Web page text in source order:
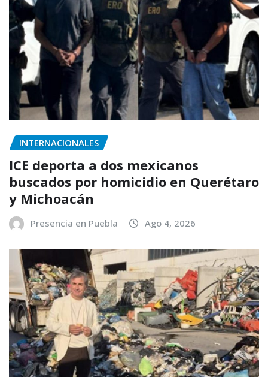
INTERNACIONALES
ICE deporta a dos mexicanos
buscados por homicidio en Querétaro
y Michoacán
Presencia en Puebla Ago 4, 2026